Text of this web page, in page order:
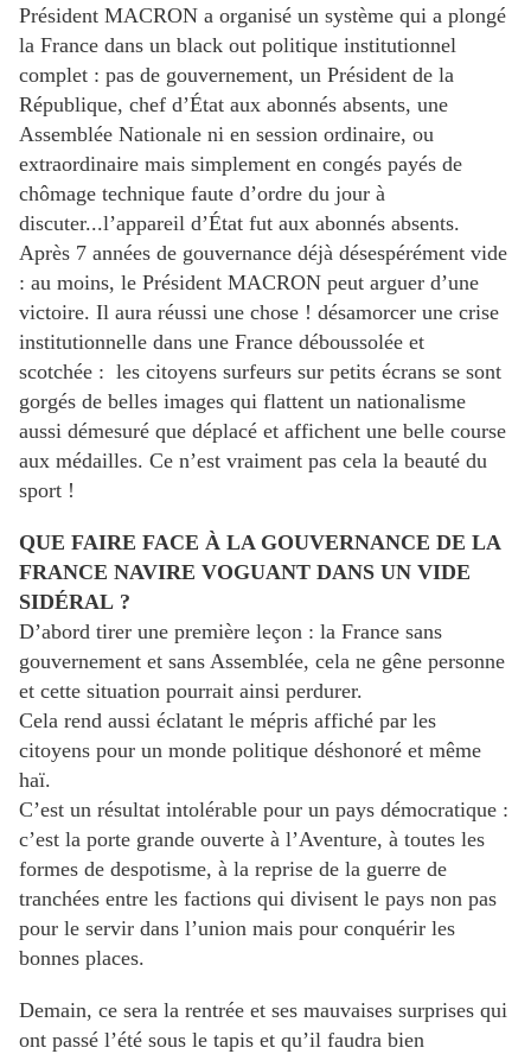
Président MACRON a organisé un système qui a plongé
la France dans un black out politique institutionnel
complet : pas de gouvernement, un Président de la
République, chef d’État aux abonnés absents, une
Assemblée Nationale ni en session ordinaire, ou
extraordinaire mais simplement en congés payés de
chômage technique faute d’ordre du jour à
discuter...l’appareil d’État fut aux abonnés absents.
Après 7 années de gouvernance déjà désespérément vide
: au moins, le Président MACRON peut arguer d’une
victoire. Il aura réussi une chose ! désamorcer une crise
institutionnelle dans une France déboussolée et
scotchée : les citoyens surfeurs sur petits écrans se sont
gorgés de belles images qui flattent un nationalisme
aussi démesuré que déplacé et affichent une belle course
aux médailles. Ce n’est vraiment pas cela la beauté du
sport !
QUE FAIRE FACE À LA GOUVERNANCE DE LA
FRANCE NAVIRE VOGUANT DANS UN VIDE
SIDÉRAL ?
D’abord tirer une première leçon : la France sans
gouvernement et sans Assemblée, cela ne gêne personne
et cette situation pourrait ainsi perdurer.
Cela rend aussi éclatant le mépris affiché par les
citoyens pour un monde politique déshonoré et même
haï.
C’est un résultat intolérable pour un pays démocratique :
c’est la porte grande ouverte à l’Aventure, à toutes les
formes de despotisme, à la reprise de la guerre de
tranchées entre les factions qui divisent le pays non pas
pour le servir dans l’union mais pour conquérir les
bonnes places.
Demain, ce sera la rentrée et ses mauvaises surprises qui
ont passé l’été sous le tapis et qu’il faudra bien